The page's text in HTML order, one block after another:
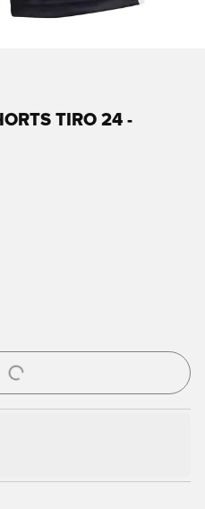
TIRO 24 -
in eller registrera dig som